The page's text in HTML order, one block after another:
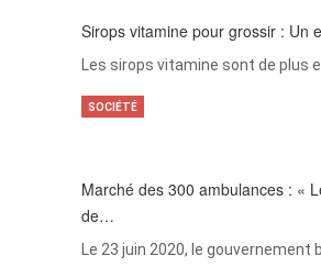
Sirops vitamine pour grossir : Un
Les sirops vitamine sont de plus
Marché des 300 ambulances : «
de…
Le 23 juin 2020, le gouvernement
SOCIÉTÉ